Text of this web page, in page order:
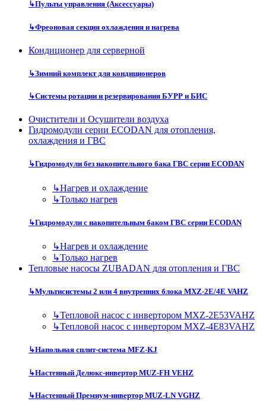
↳Пульты управления (Аксессуары)
↳Фреоновая секция охлаждения и нагрева
Кондиционер для серверной
↳Зимний комплект для кондиционеров
↳Системы ротации и резервирования БУРР и БИС
Очистители и Осушители воздуха
Гидромодули серии ECODAN для отопления,
охлаждения и ГВС
↳Гидромодули без накопительного бака ГВС серии ECODAN
↳Нагрев и охлаждение
↳Только нагрев
↳Гидромодули с накопительным баком ГВС серии ECODAN
↳Нагрев и охлаждение
↳Только нагрев
Тепловые насосы ZUBADAN для отопления и ГВС
↳Мультисистемы 2 или 4 внутренних блока MXZ-2E/4E VAHZ
↳Тепловой насос с инвертором MXZ-2E53VAHZ
↳Тепловой насос с инвертором MXZ-4E83VAHZ
↳Напольная сплит-система MFZ-KJ
↳Настенный Делюкс-инвертор MUZ-FH VEHZ
↳Настенный Премиум-инвертор MUZ-LN VGHZ